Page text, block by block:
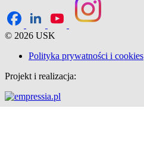
© 2026 USK
Polityka prywatności i cookies
Projekt i realizacja: